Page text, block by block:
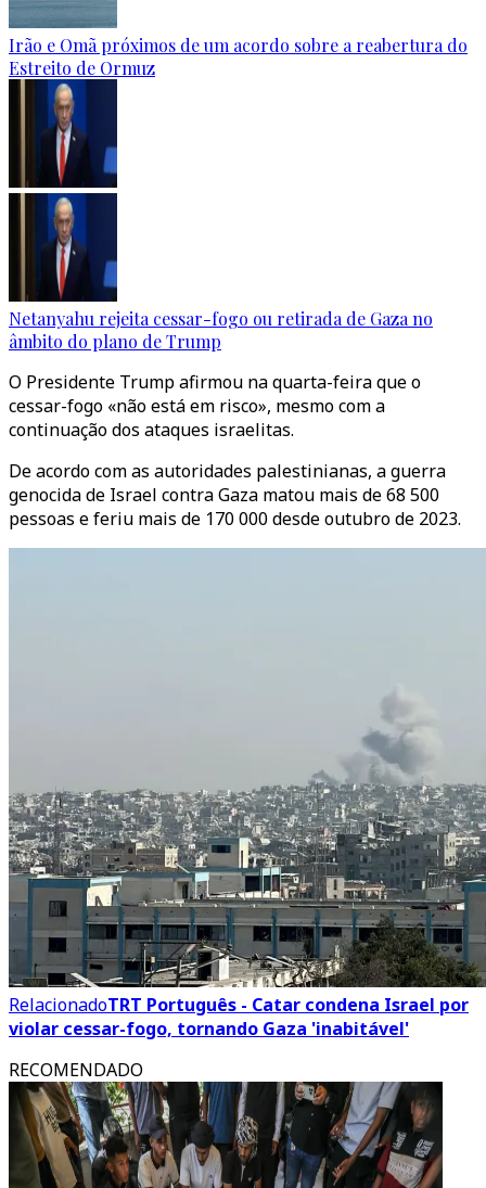
Irão e Omã próximos de um acordo sobre a reabertura do
Estreito de Ormuz
Netanyahu rejeita cessar-fogo ou retirada de Gaza no
âmbito do plano de Trump
O Presidente Trump afirmou na quarta-feira que o
cessar-fogo «não está em risco», mesmo com a
continuação dos ataques israelitas.
De acordo com as autoridades palestinianas, a guerra
genocida de Israel contra Gaza matou mais de 68 500
pessoas e feriu mais de 170 000 desde outubro de 2023.
RelacionadoTRT Português - Catar condena Israel por
violar cessar-fogo, tornando Gaza 'inabitável'
RECOMENDADO